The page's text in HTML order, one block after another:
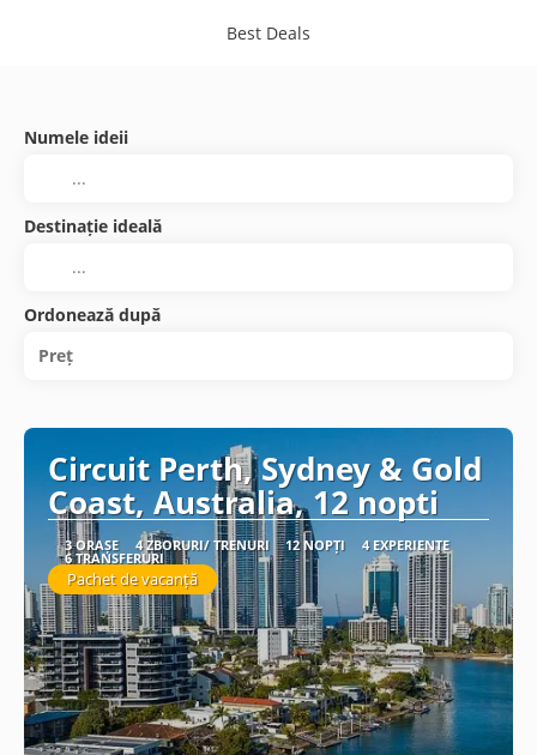
Best Deals
Numele ideii
Destinație ideală
Ordonează după
Preț
Circuit Perth, Sydney & Gold
Coast, Australia, 12 nopti
3 ORAȘE 4 ZBORURI/ TRENURI 12 NOPȚI 4 EXPERIENȚE
6 TRANSFERURI
Pachet de vacanță